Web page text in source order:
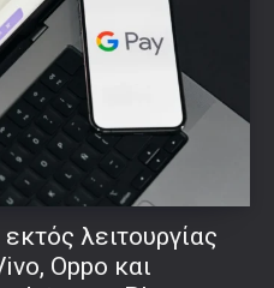
λειτουργίας
Oppo και